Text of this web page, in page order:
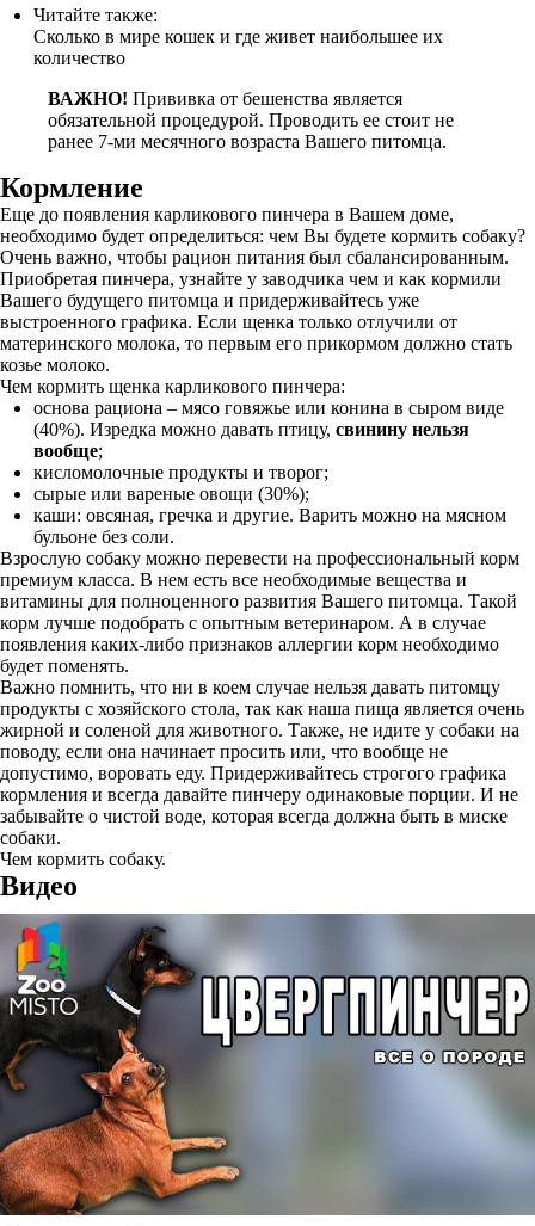
Читайте также:
Сколько в мире кошек и где живет наибольшее их
количество
ВАЖНО! Прививка от бешенства является
обязательной процедурой. Проводить ее стоит не
ранее 7-ми месячного возраста Вашего питомца.
Кормление
Еще до появления карликового пинчера в Вашем доме,
необходимо будет определиться: чем Вы будете кормить собаку?
Очень важно, чтобы рацион питания был сбалансированным.
Приобретая пинчера, узнайте у заводчика чем и как кормили
Вашего будущего питомца и придерживайтесь уже
выстроенного графика. Если щенка только отлучили от
материнского молока, то первым его прикормом должно стать
козье молоко.
Чем кормить щенка карликового пинчера:
основа рациона – мясо говяжье или конина в сыром виде
(40%). Изредка можно давать птицу, свинину нельзя
вообще;
кисломолочные продукты и творог;
сырые или вареные овощи (30%);
каши: овсяная, гречка и другие. Варить можно на мясном
бульоне без соли.
Взрослую собаку можно перевести на профессиональный корм
премиум класса. В нем есть все необходимые вещества и
витамины для полноценного развития Вашего питомца. Такой
корм лучше подобрать с опытным ветеринаром. А в случае
появления каких-либо признаков аллергии корм необходимо
будет поменять.
Важно помнить, что ни в коем случае нельзя давать питомцу
продукты с хозяйского стола, так как наша пища является очень
жирной и соленой для животного. Также, не идите у собаки на
поводу, если она начинает просить или, что вообще не
допустимо, воровать еду. Придерживайтесь строгого графика
кормления и всегда давайте пинчеру одинаковые порции. И не
забывайте о чистой воде, которая всегда должна быть в миске
собаки.
Чем кормить собаку.
Видео